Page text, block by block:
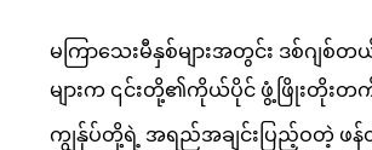
မကြာသေးမီနှစ်များအတွင်း ဒစ်ဂျစ်
များက ၎င်းတို့၏ကိုယ်ပိုင် ဖွံ့ဖြိုးတိုး
ကျွန်ုပ်တို့ရဲ့ အရည်အချင်းပြည့်ဝတဲ့ ဖန်